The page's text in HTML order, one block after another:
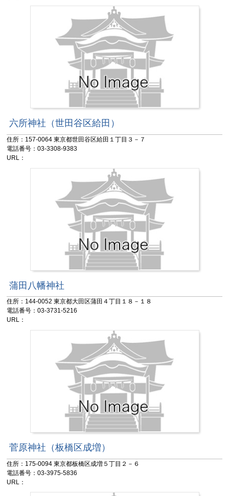
六所神社（世田谷区給田）
住所：157-0064 東京都世田谷区給田１丁目３－７
電話番号：03-3308-9383
URL：
蒲田八幡神社
住所：144-0052 東京都大田区蒲田４丁目１８－１８
電話番号：03-3731-5216
URL：
菅原神社（板橋区成増）
住所：175-0094 東京都板橋区成増５丁目２－６
電話番号：03-3975-5836
URL：